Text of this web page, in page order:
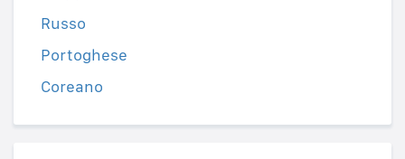
Russo
Portoghese
Coreano